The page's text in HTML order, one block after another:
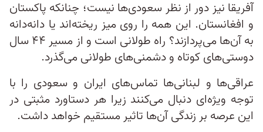
آفریقا نیز دور از نظر سعودی‌ها نیست؛ چنانکه پاکستان
و افغانستان. این همه را روی میز ریخته‌اند یا دانه‌دانه‌
به آن‌ها می‌پردازند؟ راه طولانی است و از مسیر ۴۴ سال
دوستی‌های کوتاه و دشمنی‌های طولانی می‌گذرد.
عراقی‌ها و لبنانی‌ها تماس‌های ایران و سعودی را با
توجه ویژه‌ای دنبال می‌کنند زیرا هر دستاورد مثبتی در
این عرصه بر زندگی آن‌ها تاثیر مستقیم خواهد داشت.